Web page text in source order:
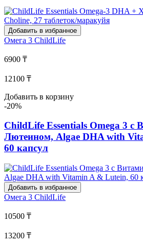
Добавить в избранное
Омега 3 ChildLife
6900 ₸
12100 ₸
Добавить в корзину
-20%
ChildLife Essentials Omega 3 с
Лютеином, Algae DHA with
60 капсул
Добавить в избранное
Омега 3 ChildLife
10500 ₸
13200 ₸